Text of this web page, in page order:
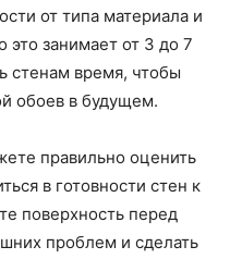
от типа материала и
занимает от 3 до 7
стенам время, чтобы
обоев в будущем.
правильно оценить
в готовности стен к
поверхность перед
проблем и сделать